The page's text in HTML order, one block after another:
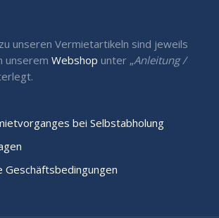
unseren Vermietartikeln sind jeweils
unserem Webshop unter „Anleitung /
bei Selbstabholung
Geschäftsbedingungen